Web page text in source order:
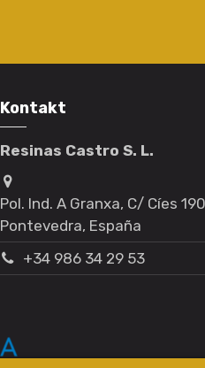
Kontakt
Resinas Castro S. L.
Pol. Ind. A Granxa, C/ Cíes
Pontevedra, España
+34 986 34 29 53